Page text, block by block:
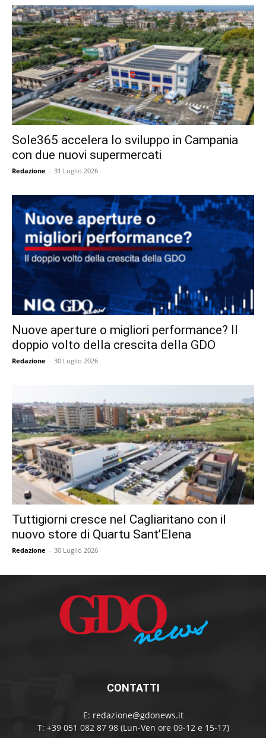
Sole365 accelera lo sviluppo in Campania
con due nuovi supermercati
Redazione - 31 Luglio 2026
Nuove aperture o migliori performance? Il
doppio volto della crescita della GDO
Redazione - 30 Luglio 2026
Tuttigiorni cresce nel Cagliaritano con il
nuovo store di Quartu Sant’Elena
Redazione - 30 Luglio 2026
CONTATTI
E: redazione@gdonews.it
T: +39 051 082 87 98 (Lun-Ven ore 09-12 e 15-17)